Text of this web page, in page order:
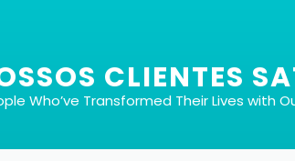
CLIENTES
Who’ve Transformed Their Lives with